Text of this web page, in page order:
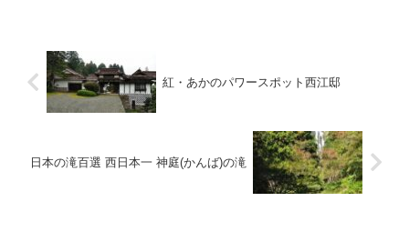
紅・あかのパワースポット西江邸
日本の滝百選 西日本一 神庭(かんば)の滝